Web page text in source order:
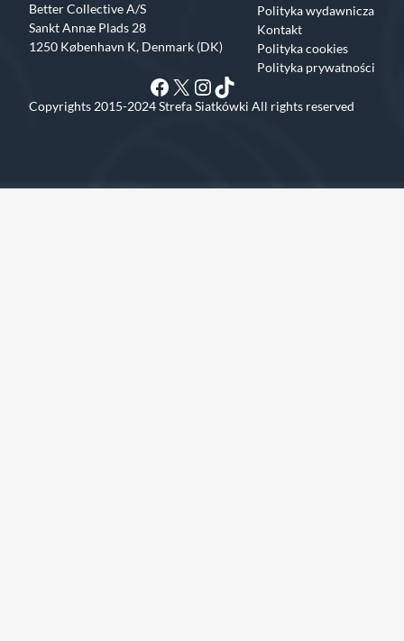
Better Collective A/S
Sankt Annæ Plads 28
1250 København K, Denmark (DK)
Polityka wydawnicza
Kontakt
Polityka cookies
Polityka prywatności
Facebook
X Instagram
TikTok
Copyrights 2015-2024 Strefa Siatkówki All rights reserved